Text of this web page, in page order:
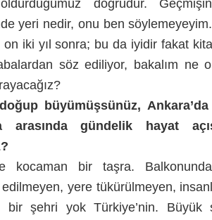
öldürdüğümüz doğrudur.
yeri nedir, onu ben
on iki yıl sonra; bu da iyidir fakat
söz ediliyor, bakalım ne
büyümüşsünüz,
arasında gündelik hayat
kocaman bir taşra.
edilmeyen, yere tükürülmeyen,
bir şehri yok Türkiye’nin.